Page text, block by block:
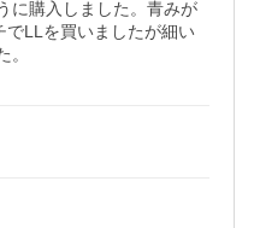
に購入しました。青みが
LLを買いましたが細い